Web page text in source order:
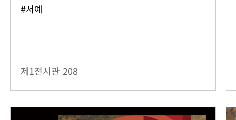
#서예
제1전시관 208